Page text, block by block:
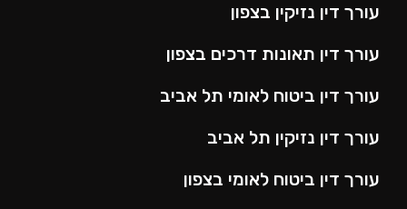
עורך דין נזיקין בצפון
עורך דין תאונות דרכים בצפון
עורך דין ביטוח לאומי תל אביב
עורך דין נזיקין תל אביב
עורך דין ביטוח לאומי בצפון